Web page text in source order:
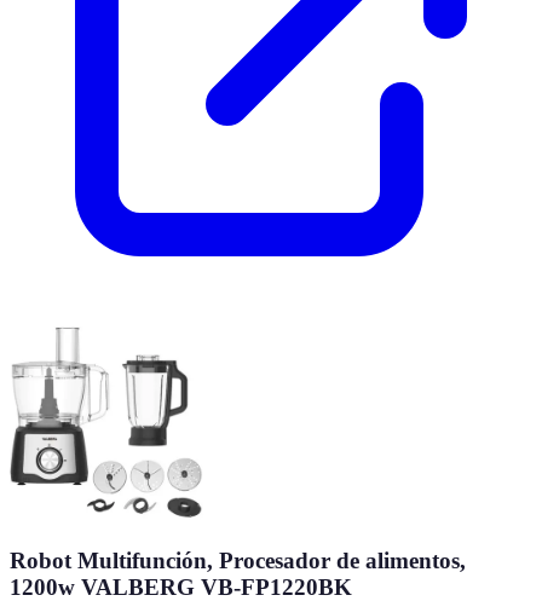
Robot Multifunción, Procesador de alimentos,
1200w VALBERG VB-FP1220BK